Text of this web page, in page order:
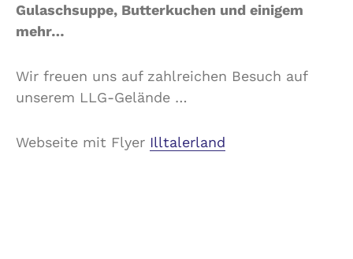
Gulaschsuppe, Butterkuchen und einigem
mehr…
Wir freuen uns auf zahlreichen Besuch auf
unserem LLG-Gelände …
Webseite mit Flyer Illtalerland